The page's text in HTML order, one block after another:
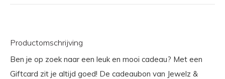
Productomschrijving
Ben je op zoek naar een leuk en mooi cadeau? Met een
Giftcard zit je altijd goed! De cadeaubon van Jewelz &